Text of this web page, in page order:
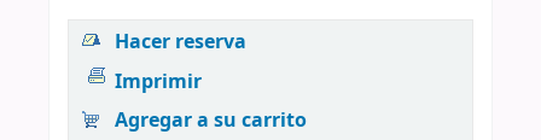
Hacer reserva
Imprimir
Agregar a su carrito